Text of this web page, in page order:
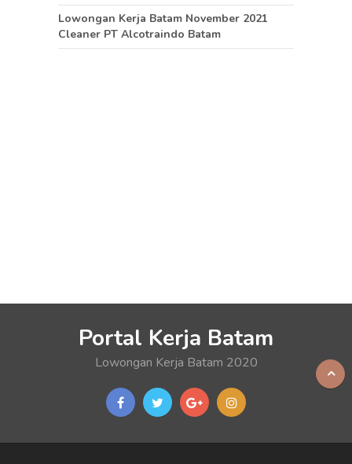
Lowongan Kerja Batam November 2021
Cleaner PT Alcotraindo Batam
Portal Kerja Batam
Lowongan Kerja Batam 2020